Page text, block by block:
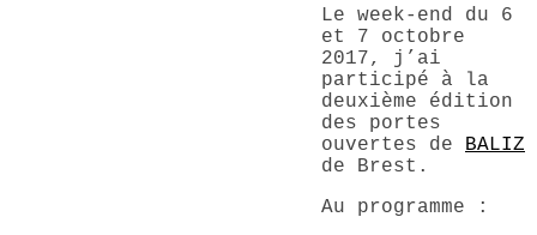
Le week-end du 6
et 7 octobre
2017, j’ai
participé à la
deuxième édition
des portes
ouvertes de BALIZ
de Brest.
Au programme :